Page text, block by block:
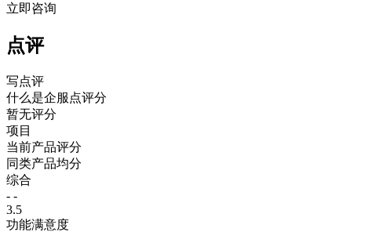
立即咨询
点评
写点评
什么是企服点评分
暂无评分
项目
当前产品评分
同类产品均分
综合
- -
3.5
功能满意度